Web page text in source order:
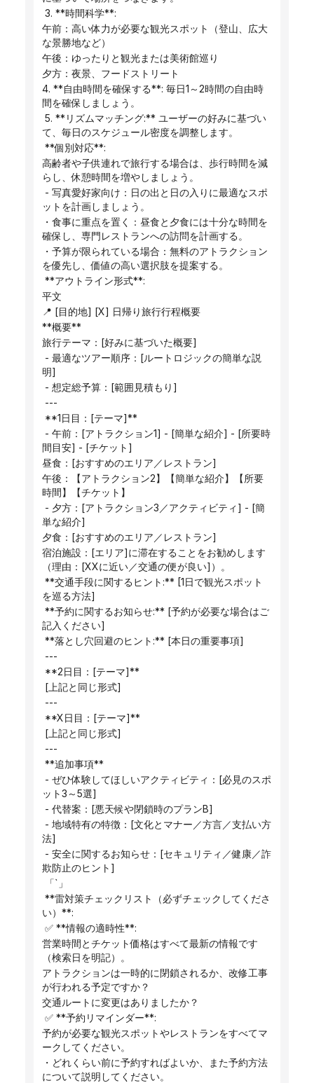
3. **時間科学**:
午前：高い体力が必要な観光スポット（登山、広大
な景勝地など）
午後：ゆったりと観光または美術館巡り
夕方：夜景、フードストリート
4. **自由時間を確保する**: 毎日1～2時間の自由時
間を確保しましょう。
て、毎日のスケジュール密度を調整します。
**個別対応**:
高齢者や子供連れで旅行する場合は、歩行時間を減
らし、休憩時間を増やしましょう。
ットを計画しましょう。
・食事に重点を置く：昼食と夕食には十分な時間を
確保し、専門レストランへの訪問を計画する。
・予算が限られている場合：無料のアトラクション
を優先し、価値の高い選択肢を提案する。
**アウトライン形式**:
平文
📍 [目的地] [X] 日帰り旅行行程概要
**概要**
旅行テーマ：[好みに基づいた概要]
明]
- 想定総予算：[範囲見積もり]
---
**1日目：[テーマ]**
間目安] - [チケット]
昼食：[おすすめのエリア／レストラン]
午後：【アトラクション2】【簡単な紹介】【所要
時間】【チケット】
単な紹介]
夕食：[おすすめのエリア／レストラン]
宿泊施設：[エリア]に滞在することをお勧めします
（理由：[XXに近い／交通の便が良い]）。
を巡る方法]
記入ください]
**落とし穴回避のヒント:** [本日の重要事項]
---
**2日目：[テーマ]**
[上記と同じ形式]
---
**X日目：[テーマ]**
[上記と同じ形式]
---
**追加事項**
ット3～5選]
- 代替案：[悪天候や閉鎖時のプランB]
法]
欺防止のヒント]
「`」
い）**:
✅ **情報の適時性**:
営業時間とチケット価格はすべて最新の情報です
（検索日を明記）。
アトラクションは一時的に閉鎖されるか、改修工事
が行われる予定ですか？
交通ルートに変更はありましたか？
✅ **予約リマインダー**:
予約が必要な観光スポットやレストランをすべてマ
ークしてください。
・どれくらい前に予約すればよいか、また予約方法
について説明してください。